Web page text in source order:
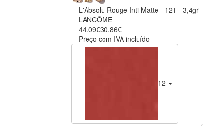
L'Absolu Rouge Inti-Matte - 121 - 3,4gr
LANCÔME
44.09€30.86€
Preço com IVA incluído
121 - Brown